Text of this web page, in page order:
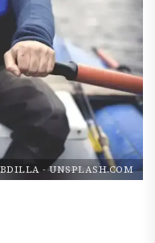
-UNSPLASH.COM